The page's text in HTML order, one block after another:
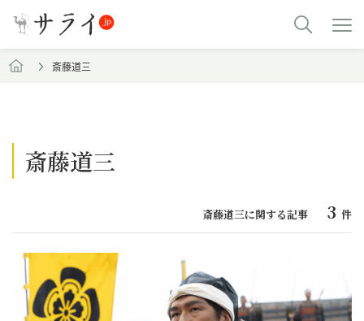
斎藤道三
斎藤道三
斎藤道三に関する記事 3 件